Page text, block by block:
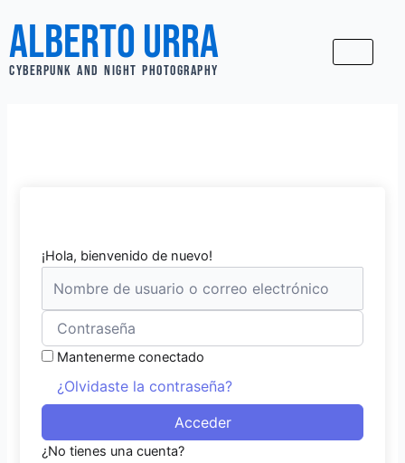
contenido
Alberto Urra
CYBERPUNK AND NIGHT PHOTOGRAPHY
¡Hola, bienvenido de nuevo!
Mantenerme conectado
¿Olvidaste la contraseña?
Acceder
¿No tienes una cuenta?